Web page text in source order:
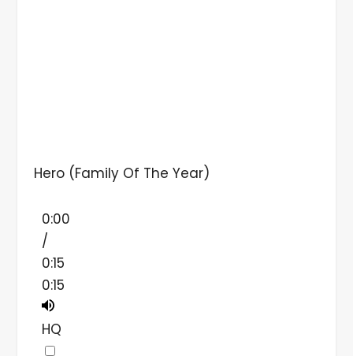
Hero (Family Of The Year)
0:00
/
0:15
0:15
HQ